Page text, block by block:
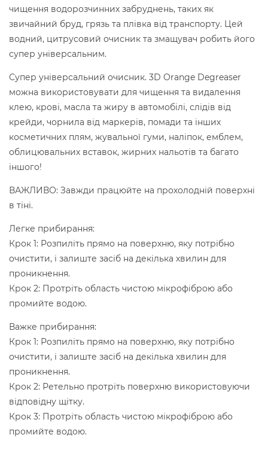
чищення водорозчинних забруднень, таких як
звичайний бруд, грязь та плівка від транспорту. Цей
водний, цитрусовий очисник та змащувач робить його
супер універсальним.
Супер універсальний очисник. 3D Orange Degreaser
можна використовувати для чищення та видалення
клею, крові, масла та жиру в автомобілі, слідів від
крейди, чорнила від маркерів, помади та інших
косметичних плям, жувальної гуми, наліпок, емблем,
облицювальних вставок, жирних нальотів та багато
іншого!
ВАЖЛИВО: Завжди працюйте на прохолодній поверхні
в тіні.
Легке прибирання:
Крок 1: Розпиліть прямо на поверхню, яку потрібно
очистити, і залиште засіб на декілька хвилин для
проникнення.
Крок 2: Протріть область чистою мікрофіброю або
промийте водою.
Важке прибирання:
Крок 1: Розпиліть прямо на поверхню, яку потрібно
очистити, і залиште засіб на декілька хвилин для
проникнення.
Крок 2: Ретельно протріть поверхню використовуючи
відповідну щітку.
Крок 3: Протріть область чистою мікрофіброю або
промийте водою.